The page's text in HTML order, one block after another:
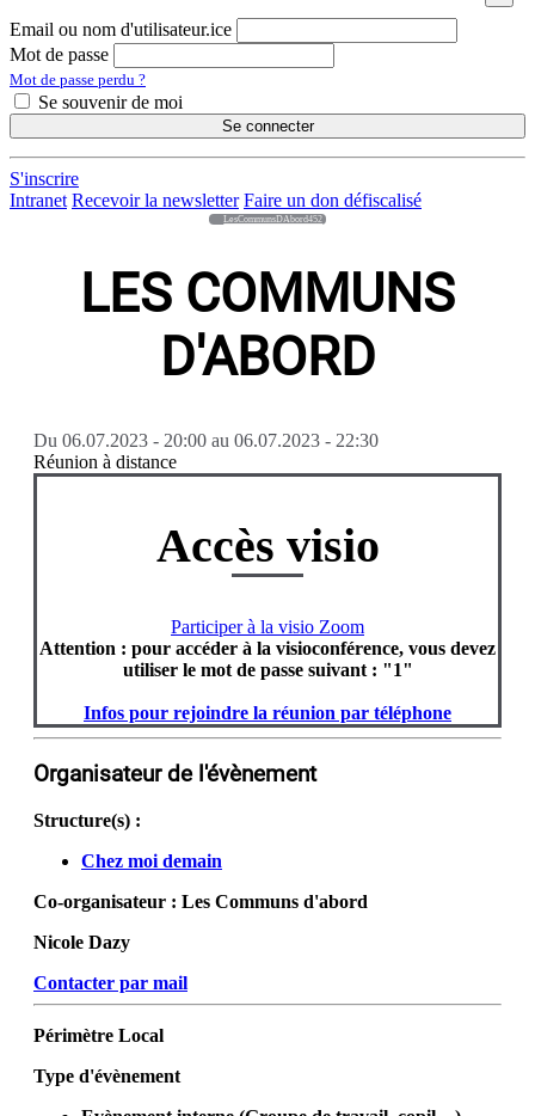
Email ou nom d'utilisateur.ice
Mot de passe
Mot de passe perdu ?
Se souvenir de moi
Se connecter
S'inscrire
Intranet Recevoir la newsletter Faire un don défiscalisé
LesCommunsDAbord452
LES COMMUNS
D'ABORD
Du 06.07.2023 - 20:00 au 06.07.2023 - 22:30
Réunion à distance
Accès visio
Participer à la visio Zoom
Attention : pour accéder à la visioconférence, vous devez
utiliser le mot de passe suivant : "1"
Infos pour rejoindre la réunion par téléphone
Organisateur de l'évènement
Structure(s) :
Chez moi demain
Co-organisateur : Les Communs d'abord
Nicole Dazy
Contacter par mail
Périmètre Local
Type d'évènement